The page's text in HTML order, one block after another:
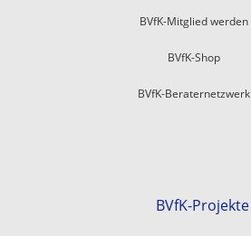
BVfK-Mitglied werden
BVfK-Shop
BVfK-Beraternetzwerk
BVfK-Projekte